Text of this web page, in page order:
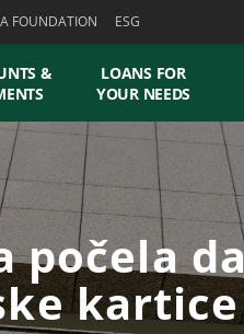
FOUNDATION ESG
&
LOANS FOR
YOUR NEEDS
počela